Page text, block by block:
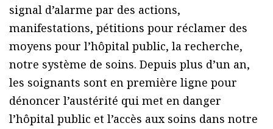
signal d’alarme par des actions,
manifestations, pétitions pour réclamer des
moyens pour l’hôpital public, la recherche,
notre système de soins. Depuis plus d’un an,
les soignants sont en première ligne pour
dénoncer l’austérité qui met en danger
l’hôpital public et l’accès aux soins dans notre